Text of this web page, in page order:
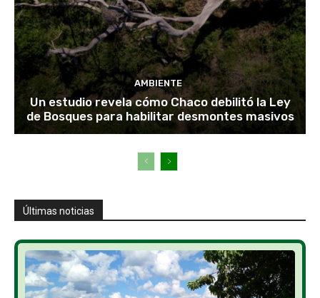
AMBIENTE
Un estudio revela cómo Chaco debilitó la Ley
de Bosques para habilitar desmontes masivos
Últimas noticias